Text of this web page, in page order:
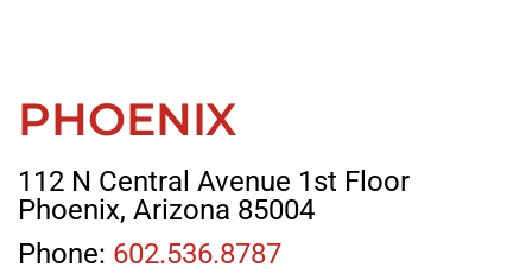
PHOENIX
112 N Central Avenue 1st Floor
Phoenix, Arizona 85004
Phone: 602.536.8787